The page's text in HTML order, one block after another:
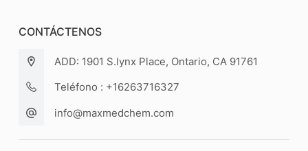
CONTÁCTENOS
ADD: 1901 S.lynx Place, Ontario, CA 91761
Teléfono : +16263716327
info@maxmedchem.com